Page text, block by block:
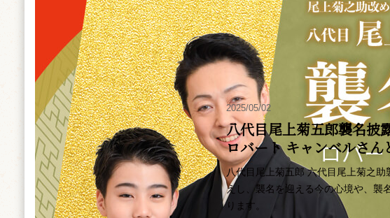
2025/05/02
八代目尾上菊五郎襲名披
ロバート キャンベルさ
八代目尾上菊五郎 六代目尾上菊之
えし、襲名を迎える今の心境や、襲
ります。